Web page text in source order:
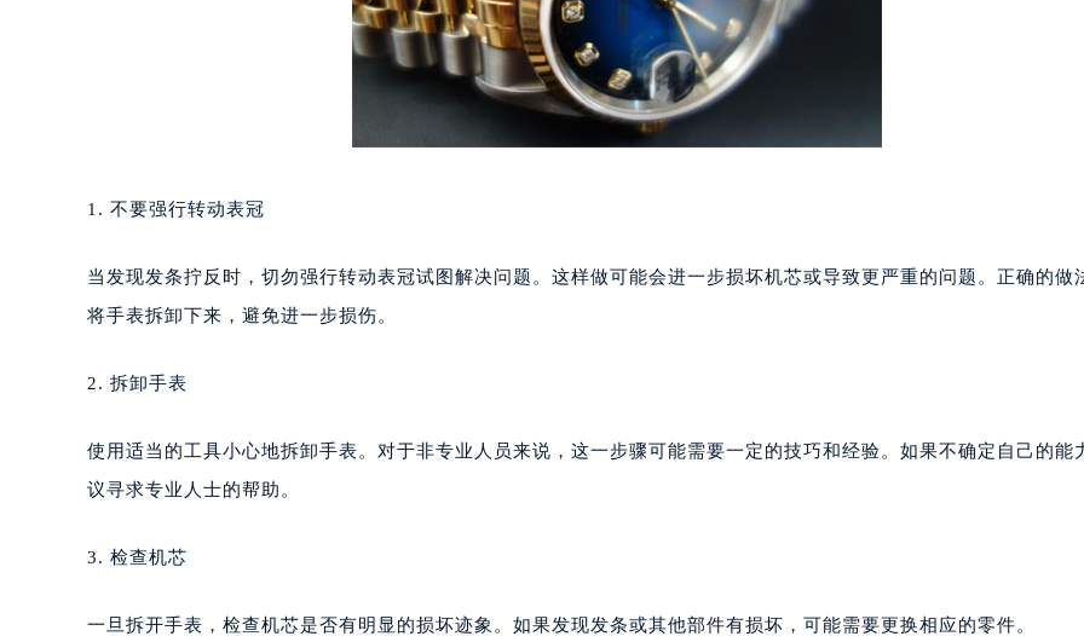
1. 不要强行转动表冠
当发现发条拧反时，切勿强行转动表冠试图解决问题。这样做可能会进一步损坏机芯或导致更严重的问题。正确的做
将手表拆卸下来，避免进一步损伤。
2. 拆卸手表
使用适当的工具小心地拆卸手表。对于非专业人员来说，这一步骤可能需要一定的技巧和经验。如果不确定自己的能
议寻求专业人士的帮助。
3. 检查机芯
一旦拆开手表，检查机芯是否有明显的损坏迹象。如果发现发条或其他部件有损坏，可能需要更换相应的零件。